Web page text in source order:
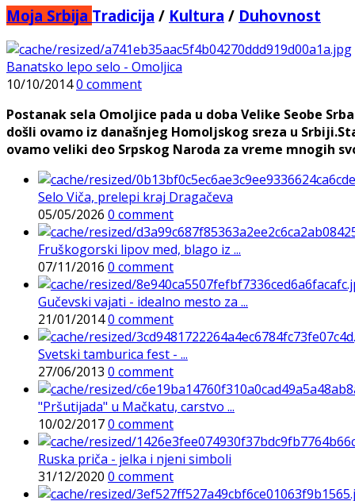
Moja Srbija Tradicija / Kultura / Duhovnost
Banatsko lepo selo - Omoljica
10/10/20140 comment
Postanak sela Omoljice pada u doba Velike Seobe
došli ovamo iz današnjeg Homoljskog sreza u
ovamo veliki deo Srpskog Naroda za vreme mnogih
Selo Viča, prelepi kraj Dragačeva
05/05/2026 0 comment
Fruškogorski lipov med, blago iz ...
07/11/2016 0 comment
Gučevski vajati - idealno mesto za ...
21/01/20140 comment
Svetski tamburica fest - ...
27/06/2013 0 comment
"Pršutijada" u Mačkatu, carstvo ...
10/02/20170 comment
Ruska priča - jelka i njeni simboli
31/12/2020 0 comment